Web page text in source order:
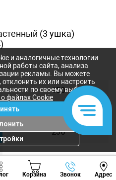
(3 ушка)
150
250
Корзина Звонок Адрес
Viber Whatsapp
и аналогичные технологии
работы сайта, анализа
рекламы. Вы можете
их или настроить
по своему выбору.
файлах Cookie